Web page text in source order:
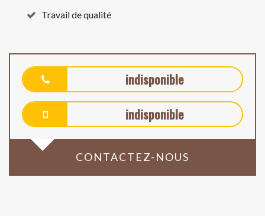
Travail de qualité
indisponible
indisponible
CONTACTEZ-NOUS